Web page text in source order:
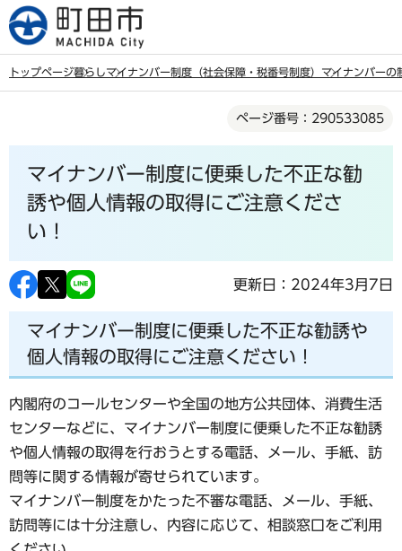
こ
の
トップページ暮らしマイナンバー制度（社会保障・税番号制度） マイナンバーの
ページ番号：290533085
マイナンバー制度に便乗した不正な勧
誘や個人情報の取得にご注意くださ
い！
更新日：2024年3月7日
マイナンバー制度に便乗した不正な勧誘や
個人情報の取得にご注意ください！
内閣府のコールセンターや全国の地方公共団体、消費生活
センターなどに、マイナンバー制度に便乗した不正な勧誘
や個人情報の取得を行おうとする電話、メール、手紙、訪
問等に関する情報が寄せられています。
マイナンバー制度をかたった不審な電話、メール、手紙、
訪問等には十分注意し、内容に応じて、相談窓口をご利用